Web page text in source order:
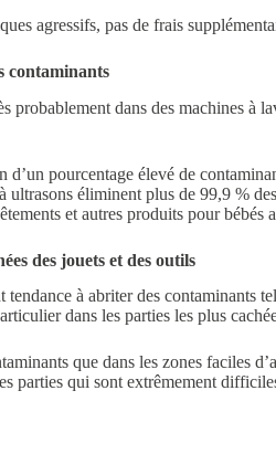
agressifs, pas de frais
contaminants
probablement dans des machines à
pourcentage élevé de
ultrasons éliminent plus de 99,9 %
et autres produits pour bébés
des jouets et des outils
à abriter des
dans les parties les plus
que dans les zones faciles
parties qui sont extrêmement